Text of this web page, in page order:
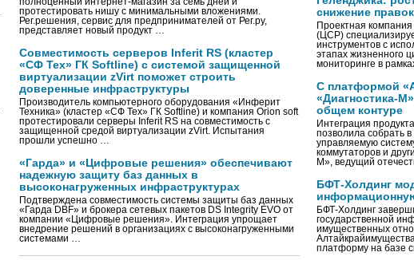
протестировать нишу с минимальными вложениями.
Рег.решения, сервис для предпринимателей от Рег.ру,
представляет новый продукт …
Совместимость серверов Inferit RS (кластер
«СФ Тех» ГК Softline) с системой защищенной
виртуализации zVirt поможет строить
доверенные инфраструктуры
Производитель компьютерного оборудования «Инферит
Техника» (кластер «СФ Тех» ГК Softline) и компания Orion soft
протестировали серверы Inferit RS на совместимость с
защищенной средой виртуализации zVirt. Испытания
прошли успешно …
«Гарда» и «Цифровые решения» обеспечивают
надежную защиту баз данных в
высоконагруженных инфраструктурах
Подтверждена совместимость системы защиты баз данных
«Гарда DBF» и брокера сетевых пакетов DS Integrity EVO от
компании «Цифровые решения». Интеграция упрощает
внедрение решений в организациях с высоконагруженными
системами …
снижение
Проектная
(ЦСР)
инструментов с
этапах жизненного
мониторинге в
С платформой
«Диагностика-
общем контуре
Интеграция
позволила собрать
управляемую
коммутаторов и
М», ведущий
БФТ-Холдинг
БФТ-Холдинг
государственной
имущественных
платформу на базе